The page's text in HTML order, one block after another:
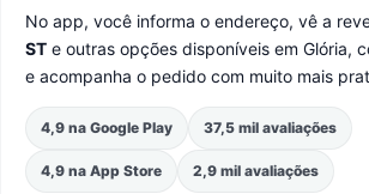
No app, você informa o endereço, vê a
ST e outras opções disponíveis em Glória,
e acompanha o pedido com muito mais
4,9 na Google Play 37,5 mil avaliações
4,9 na App Store 2,9 mil avaliações